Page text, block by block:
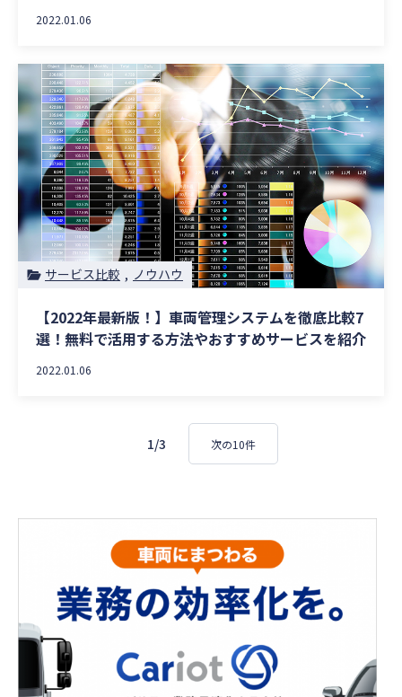
2022.01.06
サービス比較 ノウハウ
【2022年最新版！】車両管理システムを徹底比較7
選！無料で活用する方法やおすすめサービスを紹介
2022.01.06
1/3 次の10件